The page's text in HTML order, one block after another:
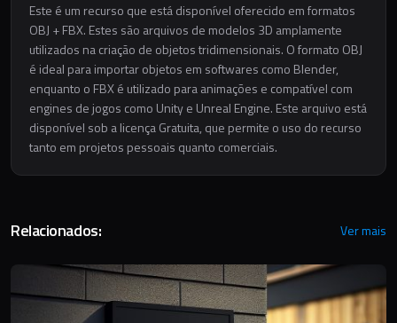
Este é um recurso que está disponível oferecido em formatos
OBJ + FBX. Estes são arquivos de modelos 3D amplamente
utilizados na criação de objetos tridimensionais. O formato OBJ
é ideal para importar objetos em softwares como Blender,
enquanto o FBX é utilizado para animações e compatível com
engines de jogos como Unity e Unreal Engine. Este arquivo está
disponível sob a licença Gratuita, que permite o uso do recurso
tanto em projetos pessoais quanto comerciais.
Relacionados: Ver mais